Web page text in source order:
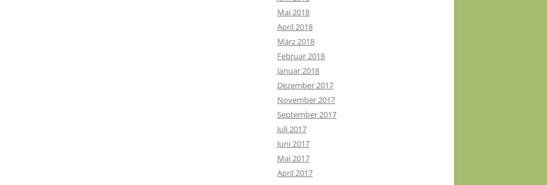
Mai 2018
April 2018
März 2018
Februar 2018
Januar 2018
Dezember 2017
November 2017
September 2017
Juli 2017
Juni 2017
Mai 2017
April 2017